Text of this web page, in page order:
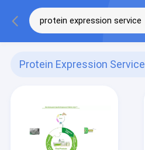
Protein Expression Service